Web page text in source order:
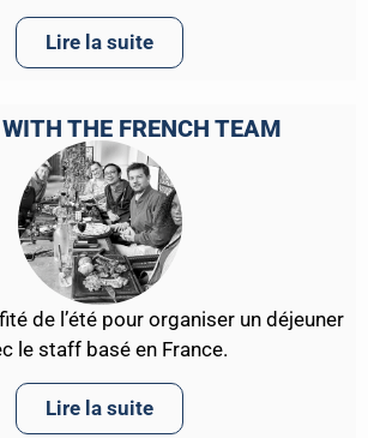
Lire la suite
THE FRENCH TEAM
de l’été pour organiser un déjeuner
le staff basé en France.
Lire la suite